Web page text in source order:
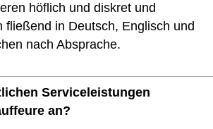
höflich und diskret und
fließend in Deutsch, Englisch und
nach Absprache.
Serviceleistungen
an?